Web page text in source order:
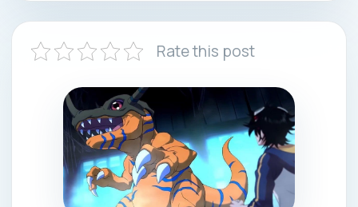
Rate this post